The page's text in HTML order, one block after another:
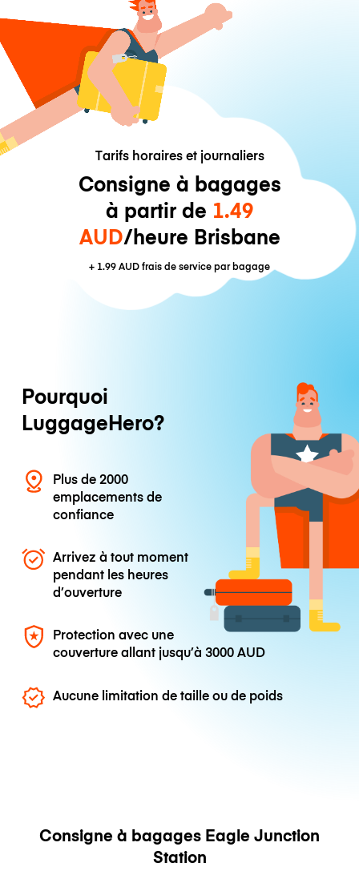
Tarifs horaires et journaliers
Consigne à bagages
à partir de 1.49
AUD/heure Brisbane
+ 1.99 AUDfrais de service par bagage
Pourquoi
LuggageHero?
Plus de 2000
emplacements de
confiance
Arrivez à tout moment
pendant les heures
d’ouverture
Protection avec une
couverture allant jusqu’à3000 AUD
Aucune limitation de taille ou de poids
Consigne à bagages Eagle Junction
Station